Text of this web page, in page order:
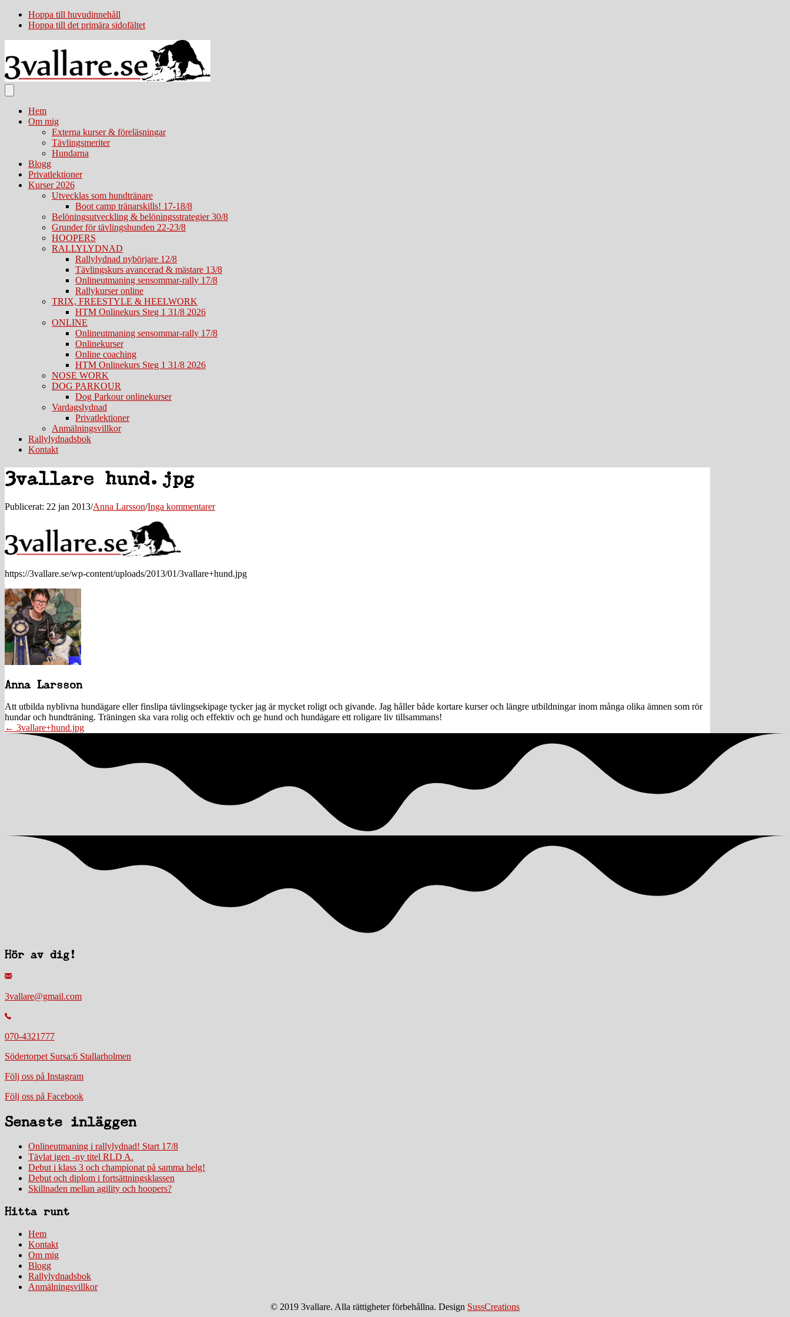
Hoppa till huvudinnehåll
Hoppa till det primära sidofältet
Hem
Om mig
Externa kurser & föreläsningar
Tävlingsmeriter
Hundarna
Blogg
Privatlektioner
Kurser 2026
Utvecklas som hundtränare
Boot camp tränarskills! 17-18/8
Belöningsutveckling & belöningsstrategier 30/8
Grunder för tävlingshunden 22-23/8
HOOPERS
RALLYLYDNAD
Rallylydnad nybörjare 12/8
Tävlingskurs avancerad & mästare 13/8
Onlineutmaning sensommar-rally 17/8
Rallykurser online
TRIX, FREESTYLE & HEELWORK
HTM Onlinekurs Steg 1 31/8 2026
ONLINE
Onlineutmaning sensommar-rally 17/8
Onlinekurser
Online coaching
HTM Onlinekurs Steg 1 31/8 2026
NOSE WORK
DOG PARKOUR
Dog Parkour onlinekurser
Vardagslydnad
Privatlektioner
Anmälningsvillkor
Rallylydnadsbok
Kontakt
3vallare+hund.jpg
Publicerat: 22 jan 2013/Anna Larsson/Inga kommentarer
https://3vallare.se/wp-content/uploads/2013/01/3vallare+hund.jpg
Anna Larsson
Att utbilda nyblivna hundägare eller finslipa tävlingsekipage tycker jag är mycket roligt och givande. Jag håller både kortare kurser och längre utbildningar inom många olika ämnen som rör
hundar och hundträning. Träningen ska vara rolig och effektiv och ge hund och hundägare ett roligare liv tillsammans!
Posts
navigation
← 3vallare+hund.jpg
Hör av dig!
3vallare@gmail.com
070-4321777
Södertorpet Sursa:6 Stallarholmen
Följ oss på Instagram
Följ oss på Facebook
Senaste inläggen
Onlineutmaning i rallylydnad! Start 17/8
Tävlat igen -ny titel RLD A.
Debut i klass 3 och championat på samma helg!
Debut och diplom i fortsättningsklassen
Skillnaden mellan agility och hoopers?
Hitta runt
Hem
Kontakt
Om mig
Blogg
Rallylydnadsbok
Anmälningsvillkor
© 2019 3vallare. Alla rättigheter förbehållna. Design SussCreations